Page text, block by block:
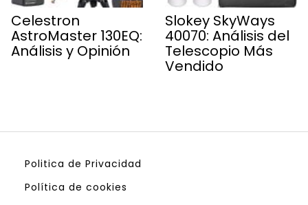
Celestron
AstroMaster 130EQ:
Análisis y Opinión
Slokey SkyWays
40070: Análisis del
Telescopio Más
Vendido
Politica de Privacidad
Política de cookies